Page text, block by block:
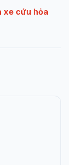
xe cứu hỏa